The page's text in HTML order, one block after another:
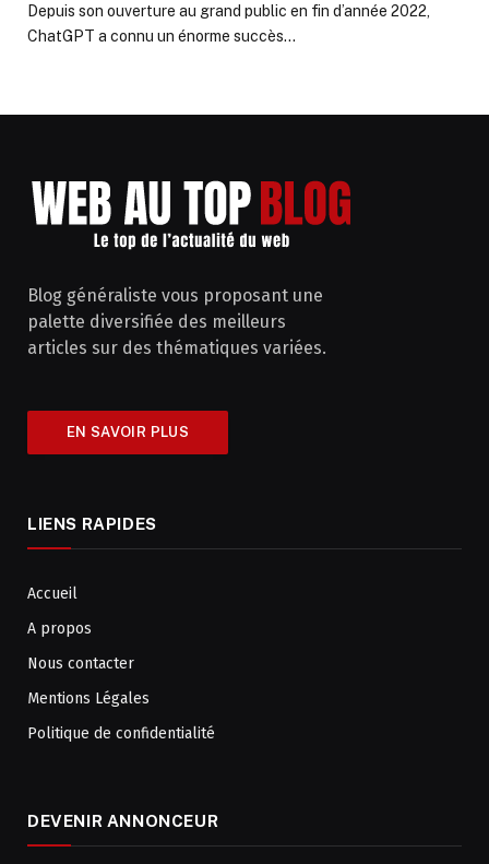
Depuis son ouverture au grand public en fin d’année 2022,
ChatGPT a connu un énorme succès…
Blog généraliste vous proposant une
palette diversifiée des meilleurs
articles sur des thématiques variées.
EN SAVOIR PLUS
LIENS RAPIDES
Accueil
A propos
Nous contacter
Mentions Légales
Politique de confidentialité
DEVENIR ANNONCEUR